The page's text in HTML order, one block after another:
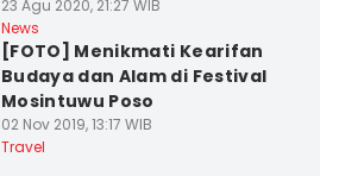
23 Agu 2020, 21:27 WIB
News
[FOTO] Menikmati Kearifan
Budaya dan Alam di Festival
Mosintuwu Poso
02 Nov 2019, 13:17 WIB
Travel